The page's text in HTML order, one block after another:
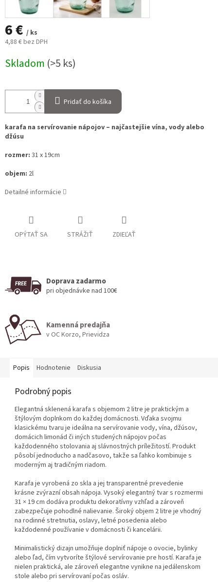
6 € / ks
4,88 € bez DPH
cena:
Skladom (>5 ks)
Pridať do košíka
karafa na servírovanie nápojov – najčastejšie vína, vody alebo
džúsu
rozmer: 31 x 19cm
objem: 2l
Detailné informácie
OPÝTAŤ SA STRÁŽIŤ ZDIEĽAŤ
Doprava zadarmo
pri objednávke nad 100€
Kamenná predajňa
v OC Korzo, Prievidza
Popis Hodnotenie Diskusia
Podrobný popis
Elegantná sklenená karafa s objemom 2 litre je praktickým a
štýlovým doplnkom do každej domácnosti. Vďaka svojmu
klasickému tvaru je ideálna na servírovanie vody, vína, džúsov,
domácich limonád či iných studených nápojov počas
každodenného stolovania aj slávnostných príležitostí. Produkt
pôsobí jednoducho a nadčasovo, takže sa ľahko kombinuje s
moderným aj tradičným riadom.
Karafa je vyrobená zo skla a jej transparentné prevedenie
krásne zvýrazní obsah nápoja. Vysoký elegantný tvar s rozmermi
31 × 19 cm dodáva produktu dekoratívny vzhľad a zároveň
zabezpečuje pohodlné nalievanie. Široký objem 2 litre je vhodný
na rodinné stretnutia, oslavy, letné posedenia alebo
každodenné používanie v domácnosti či kancelárii.
Minimalistický dizajn umožňuje doplniť nápoje o ovocie, bylinky
alebo ľad, čím vytvoríte štýlové servírovanie pre hostí. Karafa je
nielen praktická, ale zároveň elegantne vynikne na jedálenskom
stole alebo pri servírovaní počas osláv.